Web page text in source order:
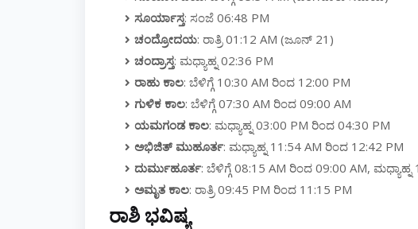
ಸೂರ್ಯಾಸ್ತ: ಸಂಜೆ 06:48 PM
ಚಂದ್ರೋದಯ: ರಾತ್ರಿ 01:12 AM (ಜೂನ್ 21)
ಚಂದ್ರಾಸ್ತ: ಮಧ್ಯಾಹ್ನ 02:36 PM
ರಾಹು ಕಾಲ: ಬೆಳಿಗ್ಗೆ 10:30 AM ರಿಂದ 12:00 PM
ಗುಳಿಕ ಕಾಲ: ಬೆಳಿಗ್ಗೆ 07:30 AM ರಿಂದ 09:00 AM
ಯಮಗಂಡ ಕಾಲ: ಮಧ್ಯಾಹ್ನ 03:00 PM ರಿಂದ 04:30 PM
ಅಭಿಜಿತ್ ಮುಹೂರ್ತ: ಮಧ್ಯಾಹ್ನ 11:54 AM ರಿಂದ 12:42 PM
ದುರ್ಮುಹೂರ್ತ: ಬೆಳಿಗ್ಗೆ 08:15 AM ರಿಂದ 09:00 AM,
ಅಮೃತ ಕಾಲ: ರಾತ್ರಿ 09:45 PM ರಿಂದ 11:15 PM
ರಾಶಿ ಭವಿಷ್ಯ